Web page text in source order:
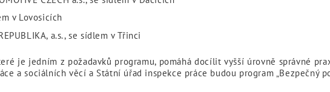
v Lovosicích
a.s., se sídlem v Třinci
je jedním z požadavků programu, pomáhá docílit vyšší úrovně správné
a sociálních věcí a Státní úřad inspekce práce budou program „Bezpečný